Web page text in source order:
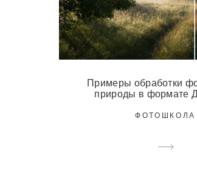
Примеры обработки
природы в формате
ФОТОШКОЛА